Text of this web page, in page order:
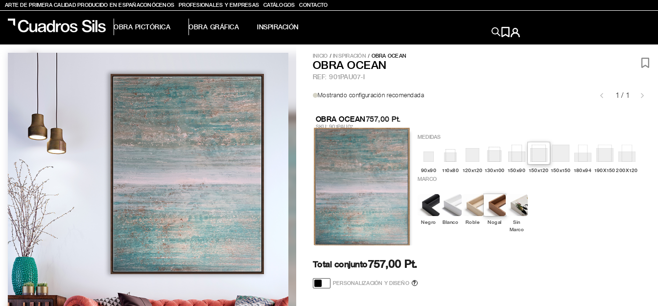
ARTE DE PRIMERA CALIDAD PRODUCIDO EN ESPAÑACONÓCENOS PROFESIONALES Y EMPRESAS CATÁLOGOS CONTACTO
OBRA PICTÓRICA OBRA GRÁFICA INSPIRACIÓN
Obra Pictórica
Obra Gráfica
Inspiración
Crea tu pared
Conócenos
EMAIL TELÉFONO
INICIO /INSPIRACIÓN / OBRA OCEAN
OBRA OCEAN
REF:901PAU07-I
Mostrando configuración recomendada 1 / 1
OBRA OCEAN
SKU: 901PAU07
757,00 Pt.
MEDIDAS
90x90 110x80 120x120 130x100 150x90 150x120 150x150 180x94 190X150200X120
MARCO
Negro Blanco Roble Nogal
Sin
Marco
Total conjunto757,00 Pt.
PERSONALIZACIÓN Y DISEÑO ?